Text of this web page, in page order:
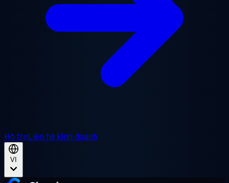
Hỗ trợLiên hệ kinh doanh
VI